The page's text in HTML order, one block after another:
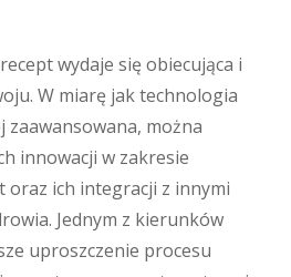
wydaje się obiecująca i
W miarę jak technologia
zaawansowana, można
innowacji w zakresie
oraz ich integracji z innymi
Jednym z kierunków
uproszczenie procesu